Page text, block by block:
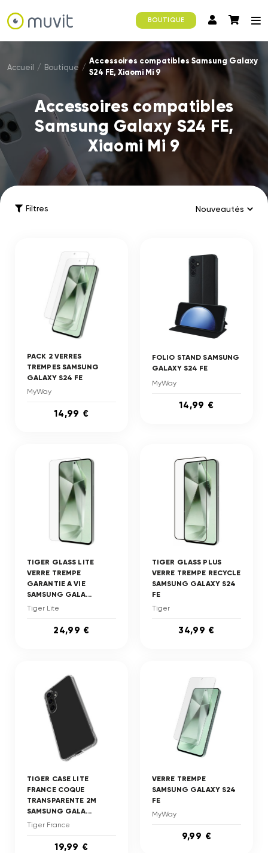
BOUTIQUE
Accueil / Boutique /
Accessoires compatibles Samsung Galaxy
S24 FE, Xiaomi Mi 9
Accessoires compatibles
Samsung Galaxy S24 FE,
Xiaomi Mi 9
Filtres
PACK 2 VERRES
TREMPES SAMSUNG
GALAXY S24 FE
MyWay
14,99 €
FOLIO STAND SAMSUNG
GALAXY S24 FE
MyWay
14,99 €
TIGER GLASS LITE
VERRE TREMPE
GARANTIE A VIE
SAMSUNG GALA...
Tiger Lite
24,99 €
TIGER GLASS PLUS
VERRE TREMPE RECYCLE
SAMSUNG GALAXY S24
FE
Tiger
34,99 €
TIGER CASE LITE
FRANCE COQUE
TRANSPARENTE 2M
SAMSUNG GALA...
Tiger France
19,99 €
VERRE TREMPE
SAMSUNG GALAXY S24
FE
MyWay
9,99 €